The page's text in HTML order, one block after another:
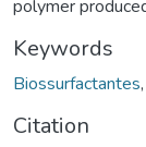
polymer
Keywords
Biossurfactantes,
Citation